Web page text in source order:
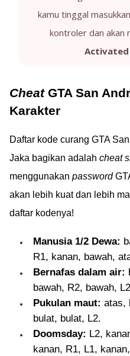
kamu tinggal
kontroler dan akan
Activated
CheatGTA San
Karakter
Daftar kode curang GTA
Jaka bagikan adalah cheat
menggunakan password
akan lebih kuat dan lebih
daftar kodenya!
Manusia 1/2 Dewa:
R1, kanan, bawah,
Bernafas dalam air:
bawah, R2, bawah,
Pukulan maut: atas,
bulat, bulat, L2.
Doomsday: L2,
kanan, R1, L1,